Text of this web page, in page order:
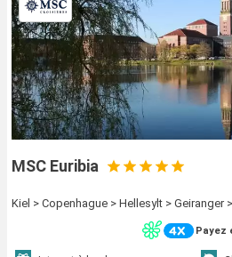
MSC Euribia
Kiel > Copenhague > Hellesylt > Geiranger
Payez